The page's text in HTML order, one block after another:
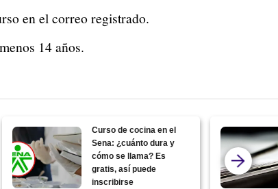
en el correo registrado.
14 años.
Curso de cocina en el
Sena: ¿cuánto dura y
cómo se llama? Es
gratis, así puede
inscribirse